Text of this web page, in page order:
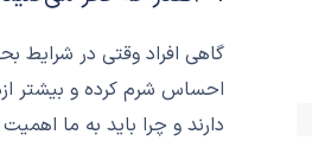
گاهی افراد وقتی در شرایط
احساس شرم کرده و بيشتر
دارند و چرا باید به ما